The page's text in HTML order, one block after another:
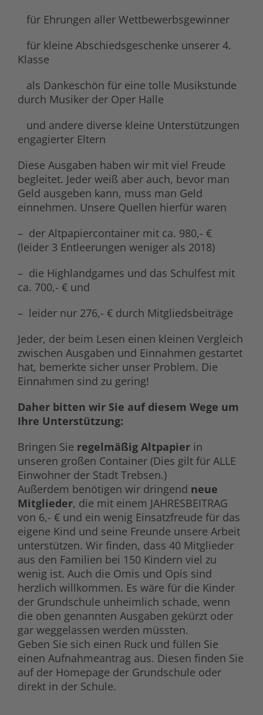
für Ehrungen aller Wettbewerbsgewinner
für kleine Abschiedsgeschenke unserer 4.
Klasse
als Dankeschön für eine tolle Musikstunde
durch Musiker der Oper Halle
und andere diverse kleine Unterstützungen
engagierter Eltern
Diese Ausgaben haben wir mit viel Freude
begleitet. Jeder weiß aber auch, bevor man
Geld ausgeben kann, muss man Geld
einnehmen. Unsere Quellen hierfür waren
– der Altpapiercontainer mit ca. 980,- €
(leider 3 Entleerungen weniger als 2018)
– die Highlandgames und das Schulfest mit
ca. 700,- € und
– leider nur 276,- € durch Mitgliedsbeiträge
Jeder, der beim Lesen einen kleinen Vergleich
zwischen Ausgaben und Einnahmen gestartet
hat, bemerkte sicher unser Problem. Die
Einnahmen sind zu gering!
Daher bitten wir Sie auf diesem Wege um
Ihre Unterstützung:
Bringen Sie regelmäßig Altpapier in
unseren großen Container (Dies gilt für ALLE
Einwohner der Stadt Trebsen.)
Außerdem benötigen wir dringend neue
Mitglieder, die mit einem JAHRESBEITRAG
von 6,- € und ein wenig Einsatzfreude für das
eigene Kind und seine Freunde unsere Arbeit
unterstützen. Wir finden, dass 40 Mitglieder
aus den Familien bei 150 Kindern viel zu
wenig ist. Auch die Omis und Opis sind
herzlich willkommen. Es wäre für die Kinder
der Grundschule unheimlich schade, wenn
die oben genannten Ausgaben gekürzt oder
gar weggelassen werden müssten.
Geben Sie sich einen Ruck und füllen Sie
einen Aufnahmeantrag aus. Diesen finden Sie
auf der Homepage der Grundschule oder
direkt in der Schule.